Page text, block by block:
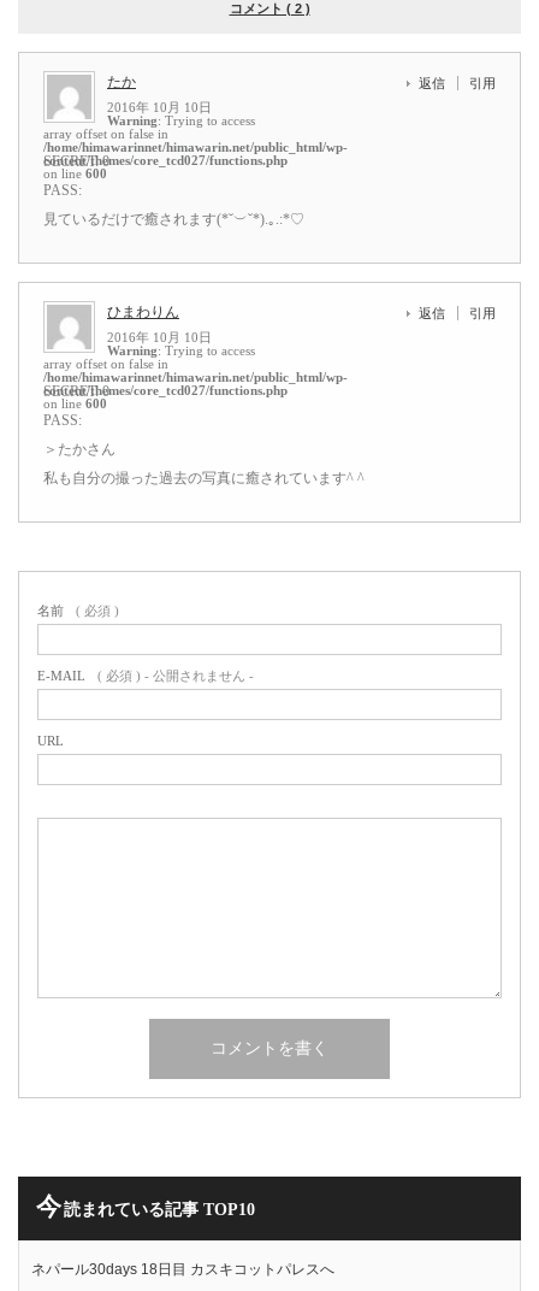
コメント ( 2 )
たか
2016年 10月 10日
Warning: Trying to access
array offset on false in
/home/himawarinnet/himawarin.net/public_html/wp-
content/themes/core_tcd027/functions.php
on line 600
返信 引用
SECRET: 0
PASS:
見ているだけで癒されます(*˘︶˘*).｡.:*♡
ひまわりん
2016年 10月 10日
Warning: Trying to access
array offset on false in
/home/himawarinnet/himawarin.net/public_html/wp-
content/themes/core_tcd027/functions.php
on line 600
返信 引用
SECRET: 0
PASS:
＞たかさん
私も自分の撮った過去の写真に癒されています^ ^
名前 ( 必須 )
E-MAIL ( 必須 ) - 公開されません -
URL
今読まれている記事 TOP10
ネパール30days 18日目 カスキコットパレスへ